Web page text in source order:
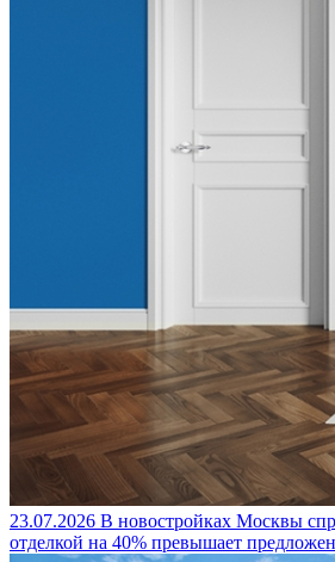
23.07.2026 В новостройках Москвы
отделкой на 40% превышает